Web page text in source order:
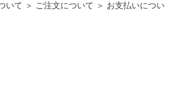
いて ＞ ご注文について ＞ お支払いについ